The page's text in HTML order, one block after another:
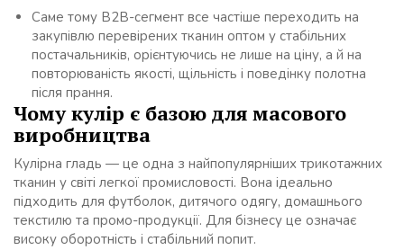
Саме тому B2B-сегмент все частіше переходить на
закупівлю перевірених тканин оптом у стабільних
постачальників, орієнтуючись не лише на ціну, а й на
повторюваність якості, щільність і поведінку полотна
після прання.
Чому кулір є базою для масового
виробництва
Кулірна гладь — це одна з найпопулярніших трикотажних
тканин у світі легкої промисловості. Вона ідеально
підходить для футболок, дитячого одягу, домашнього
текстилю та промо-продукції. Для бізнесу це означає
високу оборотність і стабільний попит.